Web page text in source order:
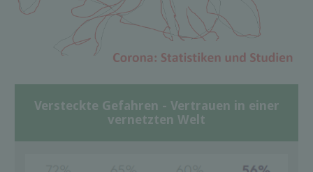
Versteckte Gefahren - Vertrauen in einer
vernetzten Welt